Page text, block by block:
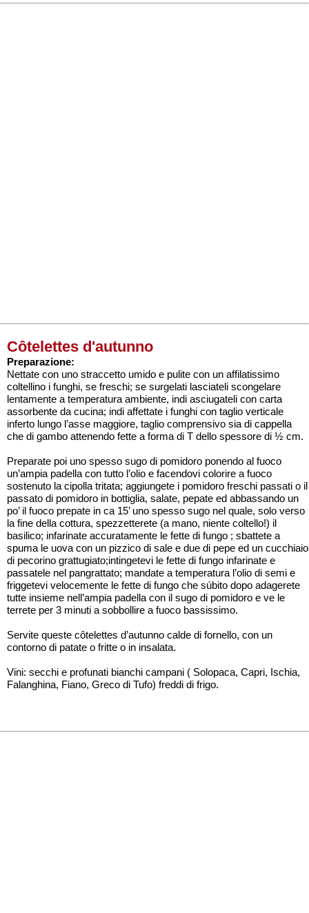
Côtelettes d'autunno
Preparazione:
Nettate con uno straccetto umido e pulite con un affilatissimo
coltellino i funghi, se freschi; se surgelati lasciateli scongelare
lentamente a temperatura ambiente, indi asciugateli con carta
assorbente da cucina; indi affettate i funghi con taglio verticale
inferto lungo l’asse maggiore, taglio comprensivo sia di cappella
che di gambo attenendo fette a forma di T dello spessore di ½ cm.
Preparate poi uno spesso sugo di pomidoro ponendo al fuoco
un’ampia padella con tutto l’olio e facendovi colorire a fuoco
sostenuto la cipolla tritata; aggiungete i pomidoro freschi passati o il
passato di pomidoro in bottiglia, salate, pepate ed abbassando un
po’ il fuoco prepate in ca 15’ uno spesso sugo nel quale, solo verso
la fine della cottura, spezzetterete (a mano, niente coltello!) il
basilico; infarinate accuratamente le fette di fungo ; sbattete a
spuma le uova con un pizzico di sale e due di pepe ed un cucchiaio
di pecorino grattugiato;intingetevi le fette di fungo infarinate e
passatele nel pangrattato; mandate a temperatura l’olio di semi e
friggetevi velocemente le fette di fungo che súbito dopo adagerete
tutte insieme nell’ampia padella con il sugo di pomidoro e ve le
terrete per 3 minuti a sobbollire a fuoco bassissimo.
Servite queste côtelettes d’autunno calde di fornello, con un
contorno di patate o fritte o in insalata.
Vini: secchi e profunati bianchi campani ( Solopaca, Capri, Ischia,
Falanghina, Fiano, Greco di Tufo) freddi di frigo.